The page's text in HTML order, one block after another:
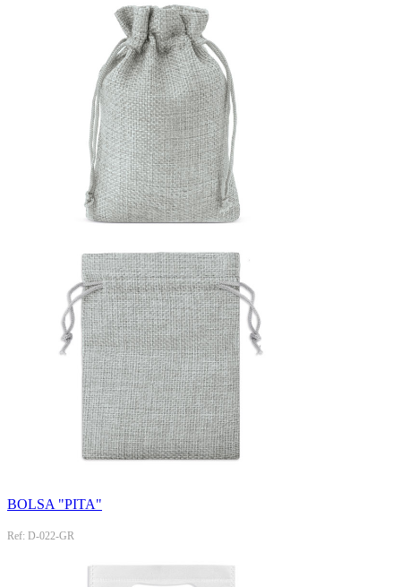
BOLSA "PITA"
Ref: D-022-GR